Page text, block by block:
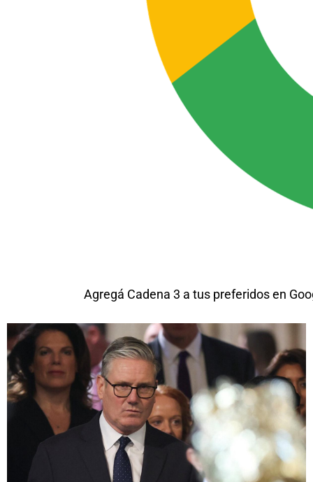
Agregá Cadena 3 a tus preferidos en